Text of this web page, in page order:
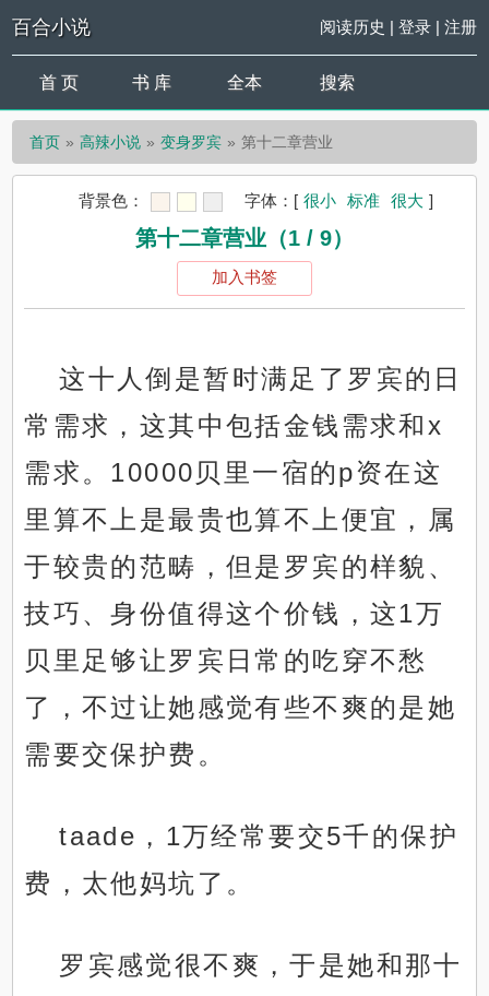
百合小说 阅读历史 | 登录| 注册
首 页 书 库 全本 搜索
首页 高辣小说 变身罗宾 第十二章营业
背景色： 字体： [ 很小 标准 很大 ]
第十二章营业（1 / 9）
加入书签
这十人倒是暂时满足了罗宾的日
常需求，这其中包括金钱需求和x
需求。10000贝里一宿的p资在这
里算不上是最贵也算不上便宜，属
于较贵的范畴，但是罗宾的样貌、
技巧、身份值得这个价钱，这1万
贝里足够让罗宾日常的吃穿不愁
了，不过让她感觉有些不爽的是她
需要交保护费。
taade，1万经常要交5千的保护
费，太他妈坑了。
罗宾感觉很不爽，于是她和那十